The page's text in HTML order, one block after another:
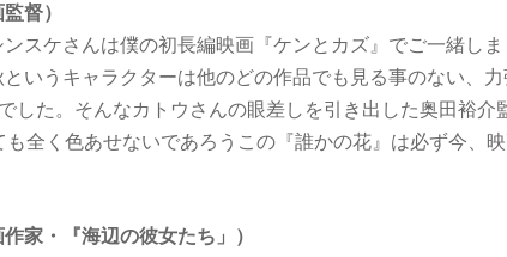
督）
スケさんは僕の初長編映画『ケンとカズ』でご一緒し
というキャラクターは他のどの作品でも見る事のない、
した。そんなカトウさんの眼差しを引き出した奥田裕
も全く色あせないであろうこの『誰かの花』は必ず今、
家・『海辺の彼女たち」）